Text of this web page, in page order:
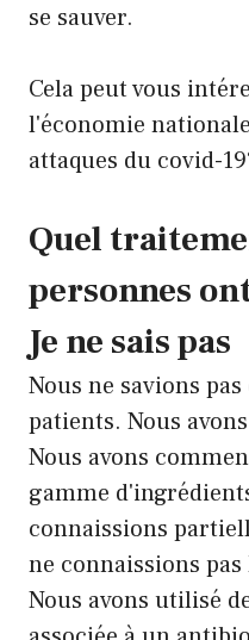
se sauver.
Cela peut vous
l'économie
attaques du covid-
Quel
personnes
Je ne sais pas
Nous ne savions
patients. Nous
Nous avons
gamme
connaissions
ne connaissions
Nous avons utilisé